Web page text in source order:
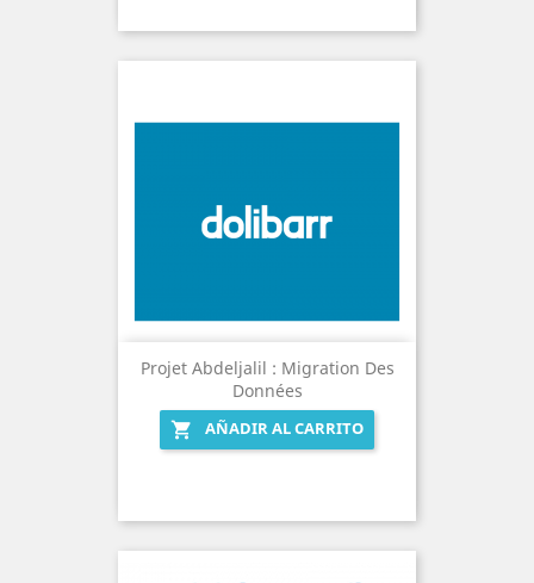
Projet Abdeljalil : Migration Des
Données

AÑADIR AL CARRITO